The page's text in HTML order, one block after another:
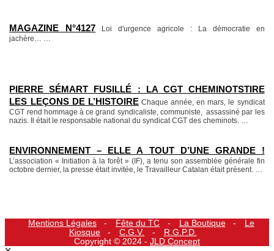
MAGAZINE N°4127
Loi d'urgence agricole : La démocratie en
jachère… …
PIERRE SÉMART FUSILLÉ : LA CGT CHEMINOTSTIRE
LES LEÇONS DE L’HISTOIRE Chaque année, en mars, le syndicat
CGT rend hommage à ce grand syndicaliste, communiste, assassiné par les
nazis. Il était le responsable national du syndicat CGT des cheminots. …
ENVIRONNEMENT – ELLE A TOUT D’UNE GRANDE !
L’association « Initiation à la forêt » (IF), a tenu son assemblée générale fin
octobre dernier, la presse était invitée, le Travailleur Catalan était présent. …
Mentions Légales Fête du TC La Boutique
Le
Kiosque
C.G.V.
R.G.P.D.
Copyright © 2024 - JLD Concept